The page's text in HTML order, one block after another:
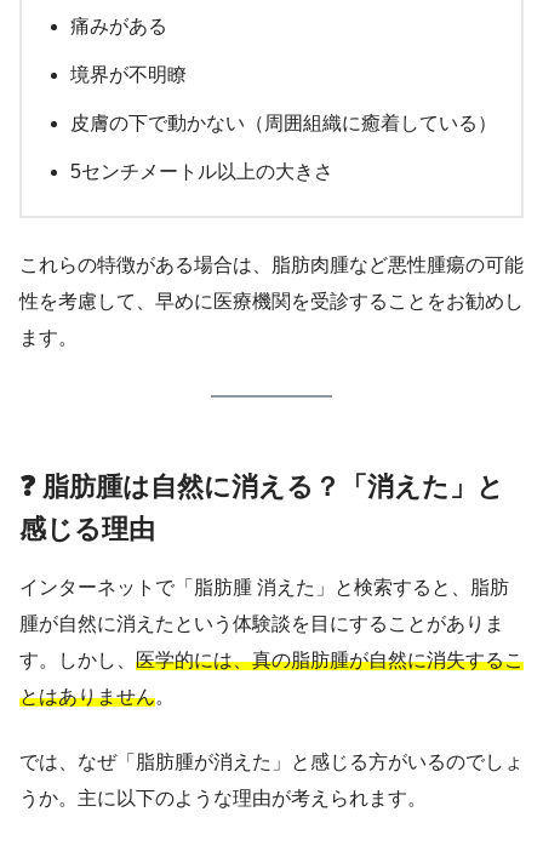
痛みがある
境界が不明瞭
皮膚の下で動かない（周囲組織に癒着している）
5センチメートル以上の大きさ
これらの特徴がある場合は、脂肪肉腫など悪性腫瘍の可能
性を考慮して、早めに医療機関を受診することをお勧めし
ます。
❓ 脂肪腫は自然に消える？「消えた」と
感じる理由
インターネットで「脂肪腫 消えた」と検索すると、脂肪
腫が自然に消えたという体験談を目にすることがありま
す。しかし、 医学的には、真の脂肪腫が自然に消失するこ
とはありません。
では、なぜ「脂肪腫が消えた」と感じる方がいるのでしょ
うか。主に以下のような理由が考えられます。